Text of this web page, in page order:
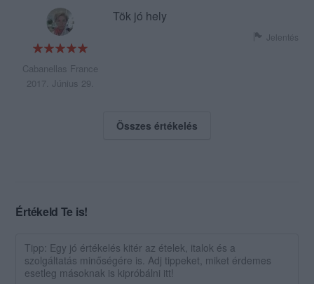
Cabanellas France
2017. Június 29.
Tök jó hely
Jelentés
Összes értékelés
Értékeld Te is!